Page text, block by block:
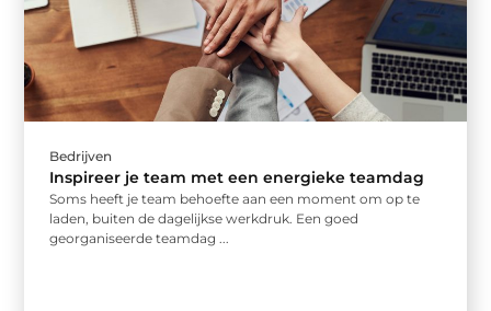
Bedrijven
Inspireer je team met een energieke teamdag
Soms heeft je team behoefte aan een moment om op te
laden, buiten de dagelijkse werkdruk. Een goed
georganiseerde teamdag ...